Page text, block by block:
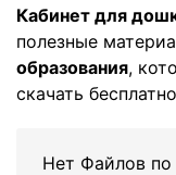
Кабинет для
полезные
образования,
скачать
Нет Файлов